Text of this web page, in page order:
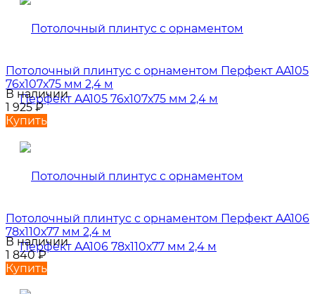
Потолочный плинтус с орнаментом Перфект AA105
76х107х75 мм 2,4 м
В наличии
1 925₽
Купить
Потолочный плинтус с орнаментом Перфект AA106
78х110х77 мм 2,4 м
В наличии
1 840₽
Купить